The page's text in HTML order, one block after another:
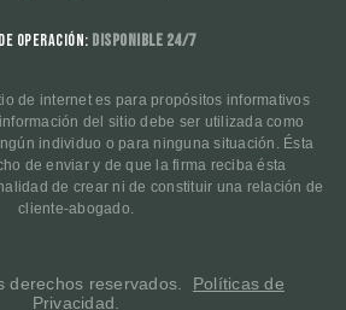
operación: Disponible 24/7
de internet es para propósitos informativos
del sitio debe ser utilizada como
individuo o para ninguna situación. Ésta
de enviar y de que la firma reciba ésta
de crear ni de constituir una relación de
cliente-abogado.
derechos reservados. Políticas de
Privacidad